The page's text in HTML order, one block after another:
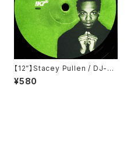
【12”】Stacey Pullen / DJ-Ki
cks EP (!K7 Records) (!K70
49EP)
¥580